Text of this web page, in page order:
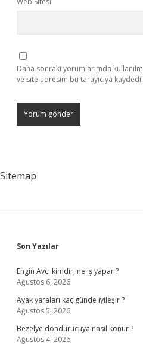
Daha sonraki yorumlarımda
ve site adresim bu tarayıcıya
Sitemap
Sidebar
Son Yazılar
Engin Avcı kimdir, ne iş yapar ?
Ağustos 6, 2026
Ayak yaraları kaç günde iyileşir ?
Ağustos 5, 2026
Bezelye dondurucuya nasıl konur ?
Ağustos 4, 2026